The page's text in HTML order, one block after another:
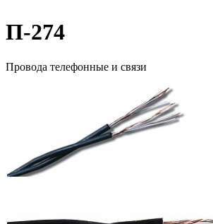
П-274
Провода телефонные и связи